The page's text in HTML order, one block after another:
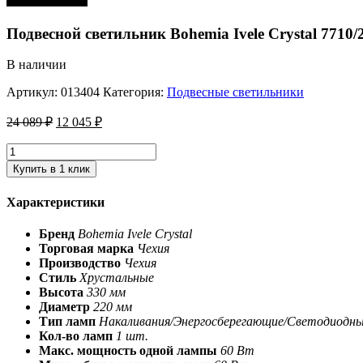
Подвесной светильник Bohemia Ivele Crystal 7710/
В наличии
Артикул: 013404 Категория: Подвесные светильники
24 089₽ 12 045 ₽
Купить в 1 клик
Характеристики
Бренд Bohemia Ivele Crystal
Торговая марка Чехия
Производство Чехия
Стиль Хрустальные
Высота 330 мм
Диаметр 220 мм
Тип ламп Накаливания/Энергосберегающие/
Кол-во ламп 1 шт.
Макс. мощность одной лампы 60 Вт